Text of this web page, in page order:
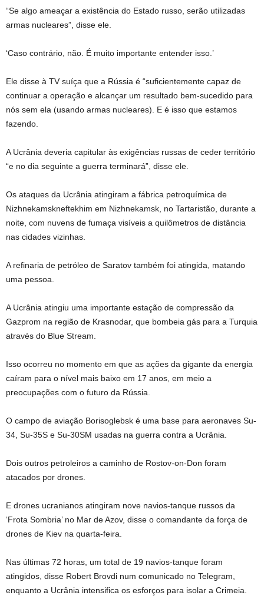
“Se algo ameaçar a existência do Estado russo, serão utilizadas
armas nucleares”, disse ele.
‘Caso contrário, não. É muito importante entender isso.’
Ele disse à TV suíça que a Rússia é “suficientemente capaz de
continuar a operação e alcançar um resultado bem-sucedido para
nós sem ela (usando armas nucleares). E é isso que estamos
fazendo.
A Ucrânia deveria capitular às exigências russas de ceder território
“e no dia seguinte a guerra terminará”, disse ele.
Os ataques da Ucrânia atingiram a fábrica petroquímica de
Nizhnekamskneftekhim em Nizhnekamsk, no Tartaristão, durante a
noite, com nuvens de fumaça visíveis a quilômetros de distância
nas cidades vizinhas.
A refinaria de petróleo de Saratov também foi atingida, matando
uma pessoa.
A Ucrânia atingiu uma importante estação de compressão da
Gazprom na região de Krasnodar, que bombeia gás para a Turquia
através do Blue Stream.
Isso ocorreu no momento em que as ações da gigante da energia
caíram para o nível mais baixo em 17 anos, em meio a
preocupações com o futuro da Rússia.
O campo de aviação Borisoglebsk é uma base para aeronaves Su-
34, Su-35S e Su-30SM usadas na guerra contra a Ucrânia.
Dois outros petroleiros a caminho de Rostov-on-Don foram
atacados por drones.
E drones ucranianos atingiram nove navios-tanque russos da
‘Frota Sombria’ no Mar de Azov, disse o comandante da força de
drones de Kiev na quarta-feira.
Nas últimas 72 horas, um total de 19 navios-tanque foram
atingidos, disse Robert Brovdi num comunicado no Telegram,
enquanto a Ucrânia intensifica os esforços para isolar a Crimeia.